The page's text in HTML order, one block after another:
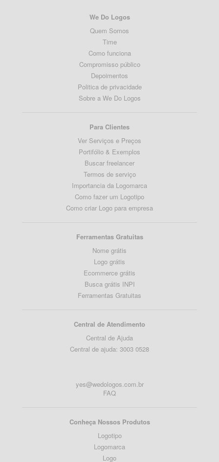
We Do Logos
Quem Somos
Time
Como funciona
Compromisso público
Depoimentos
Politica de privacidade
Sobre a We Do Logos
Para Clientes
Ver Serviços e Preços
Portifólio & Exemplos
Buscar freelancer
Termos de serviço
Importancia da Logomarca
Como fazer um Logotipo
Como criar Logo para empresa
Ferramentas Gratuitas
Nome grátis
Logo grátis
Ecommerce grátis
Busca grátis INPI
Ferramentas Gratuitas
Central de Atendimento
Central de Ajuda
Central de ajuda: 3003 0528
yes@wedologos.com.br
FAQ
Conheça Nossos Produtos
Logotipo
Logomarca
Logo